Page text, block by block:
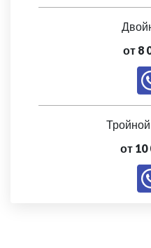
от 8
от 10